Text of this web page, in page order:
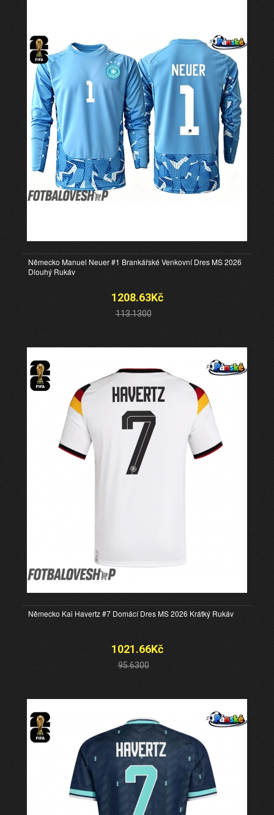
Německo Manuel Neuer #1 Brankářské Venkovní Dres MS 2026
Dlouhý Rukáv
1208.63Kč
113.1300
Německo Kai Havertz #7 Domácí Dres MS 2026 Krátký Rukáv
1021.66Kč
95.6300